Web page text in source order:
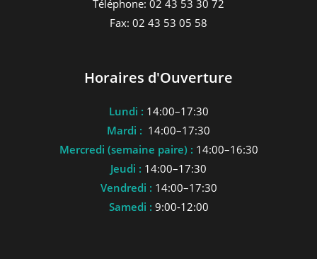
Téléphone: 02 43 53 30 72
Fax: 02 43 53 05 58
Horaires d'Ouverture
Lundi : 14:00–17:30
Mardi : 14:00–17:30
Mercredi (semaine paire) : 14:00–16:30
Jeudi : 14:00–17:30
Vendredi : 14:00–17:30
Samedi : 9:00-12:00